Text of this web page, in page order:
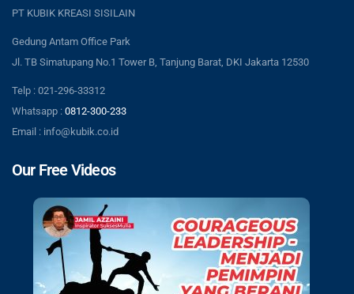
PT KUBIK KREASI SISILAIN
Gedung Antam Office Park
Jl. TB Simatupang No.1 Tower B, Tanjung Barat, DKI Jakarta 12530
Telp : 021-296-33312
Whatsapp : 0812-300-233
Email : info@kubik.co.id
Our Free Videos